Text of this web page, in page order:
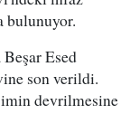
bulunuyor.
Esed
son verildi.
devrilmesine